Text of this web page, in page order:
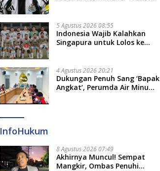
5 Agustus 2026 08:55
Indonesia Wajib Kalahkan
Singapura untuk Lolos ke
4 Agustus 2026 20:21
Dukungan Penuh Sang ‘Bapak
Angkat’, Perumda Air Minum
InfoHukum
8 Agustus 2026 07:49
Akhirnya Muncul! Sempat
Mangkir, Ombas Penuhi